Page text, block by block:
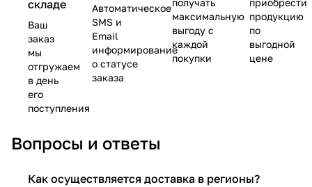
складе
Ваш
заказ
мы
отгружаем
в день
его
поступления
Автоматическое
SMS и
Email
информирование
о статусе
заказа
получать
максимальную
выгоду с
каждой
покупки
приобрести
продукцию
по
выгодной
цене
Вопросы и ответы
Как осуществляется доставка в регионы?